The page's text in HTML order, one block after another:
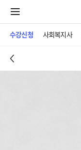
수강신청 사회복지사